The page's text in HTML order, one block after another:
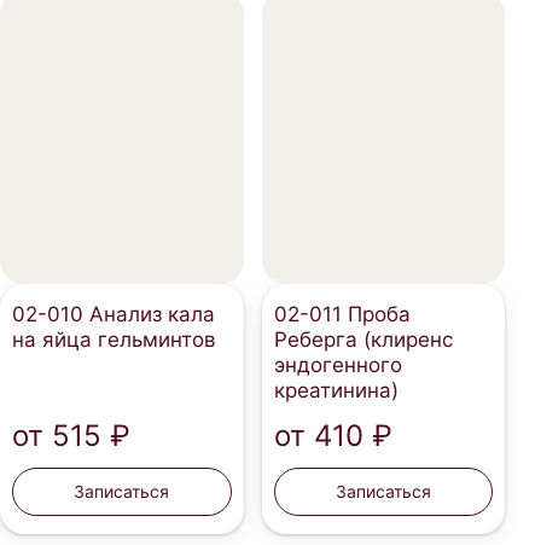
02-010 Анализ кала
на яйца гельминтов
от 515 ₽
Записаться
02-011 Проба
Реберга (клиренс
эндогенного
креатинина)
от 410 ₽
Записаться